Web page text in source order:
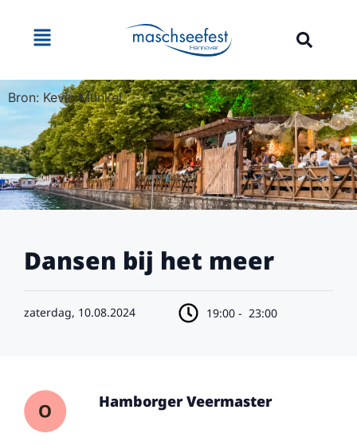
Bron: Kevin Münkel
Dansen bij het meer
zaterdag, 10.08.2024 19:00 - 23:00
Hamborger Veermaster